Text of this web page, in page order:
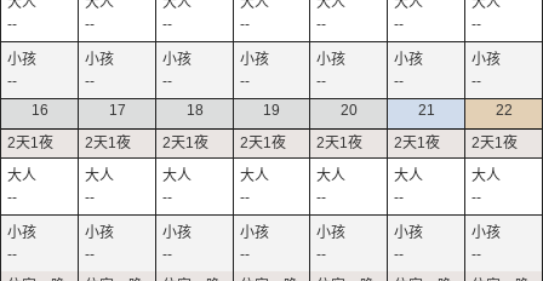
--
--
--
--
--
--
--
--
--
--
--
--
--
--
16
--
--
17
--
--
18
--
--
19
--
--
20
--
--
21
--
--
22
--
--